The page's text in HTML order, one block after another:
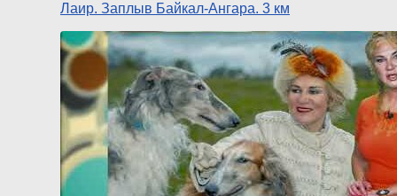
Лаир. Заплыв Байкал-Ангара. 3 км